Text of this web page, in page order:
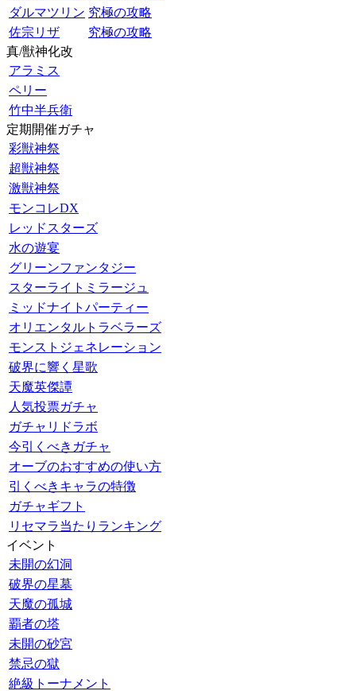
ダルマツリン 究極の攻略
佐宗リザ
究極の攻略
真/獣神化改
アラミス
ペリー
竹中半兵衛
定期開催ガチャ
彩獣神祭
超獣神祭
激獣神祭
モンコレDX
レッドスターズ
水の遊宴
グリーンファンタジー
スターライトミラージュ
ミッドナイトパーティー
オリエンタルトラベラーズ
モンストジェネレーション
破界に響く星歌
天魔英傑譚
人気投票ガチャ
ガチャリドラボ
今引くべきガチャ
オーブのおすすめの使い方
引くべきキャラの特徴
ガチャギフト
リセマラ当たりランキング
イベント
未開の幻洞
破界の星墓
天魔の孤城
覇者の塔
未開の砂宮
禁忌の獄
絶級トーナメント